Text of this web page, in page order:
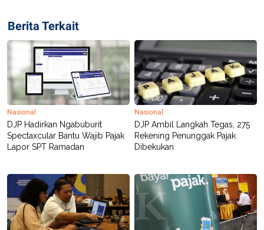
Berita Terkait
Nasional
DJP Hadirkan Ngabuburit
Spectaxcular Bantu Wajib Pajak
Lapor SPT Ramadan
Nasional
DJP Ambil Langkah Tegas, 275
Rekening Penunggak Pajak
Dibekukan